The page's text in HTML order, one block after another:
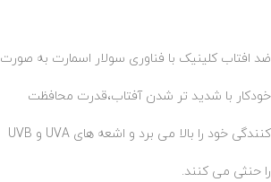
ضد افتاب کلینیک با فناوری سولار اسمارت به صورت
خودکار با شدید تر شدن آفتاب،قدرت محافظت
کنندگی خود را بالا می برد و اشعه های UVA و UVB
را حنثی می کنند.